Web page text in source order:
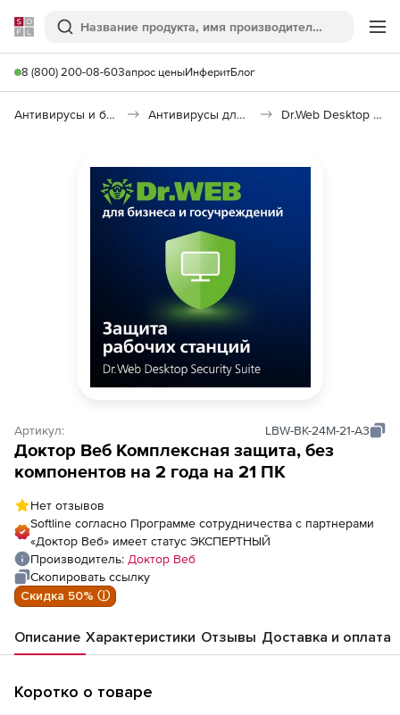
Softline
Поиск
8 (800) 200-08-60Запрос ценыИнферитБлог
Антивирусы и безопасность Антивирусы для организаций Dr.Web Desktop Security Suite
Артикул: LBW-BK-24M-21-A3
Доктор Веб Комплексная защита, без
компонентов на 2 года на 21 ПК
Нет отзывов
Softline согласно Программе сотрудничества с партнерами
«Доктор Веб» имеет статус ЭКСПЕРТНЫЙ
Производитель: Доктор Веб
Скопировать ссылку
Скидка 50% ⓘ
Описание Характеристики Отзывы Доставка и оплата
Коротко о товаре